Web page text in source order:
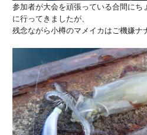
参加者が大会を頑張っている合間に
に行ってきましたが、
残念ながら小樽のマメイカはご機嫌ナ